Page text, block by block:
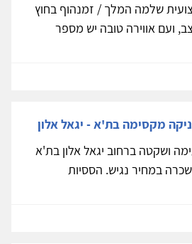
שלמה המלך / זמנהוף בחוץ
ועם אווירה טובה יש מספר
מקסימה בת'א - יגאל אלון
ושקטה ברחוב יגאל אלון בת'א
במחיר נגיש. הססיות